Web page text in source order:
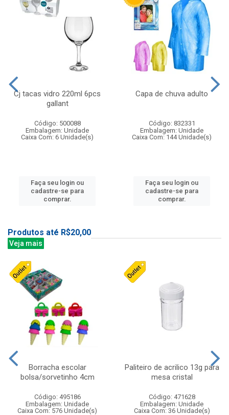
Cj tacas vidro 220ml 6pcs
gallant
Código: 500088
Embalagem: Unidade
Caixa Com: 6 Unidade(s)
Faça seu login ou
cadastre-se para
comprar.
Capa de chuva adulto
Código: 832331
Embalagem: Unidade
Caixa Com: 144 Unidade(s)
Faça seu login ou
cadastre-se para
comprar.
Produtos até R$20,00
Veja mais
Borracha escolar
bolsa/sorvetinho 4cm
Código: 495186
Embalagem: Unidade
Caixa Com: 576 Unidade(s)
Paliteiro de acrilico 13g para
mesa cristal
Código: 471628
Embalagem: Unidade
Caixa Com: 36 Unidade(s)